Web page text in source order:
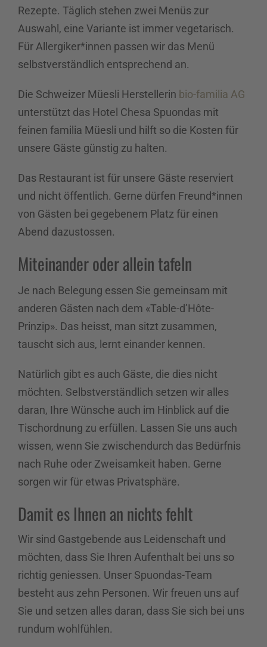
Rezepte. Täglich stehen zwei Menüs zur
Auswahl, eine Variante ist immer vegetarisch.
Für Allergiker*innen passen wir das Menü
selbstverständlich entsprechend an.
Die Schweizer Müesli Herstellerin bio-familia AG
unterstützt das Hotel Chesa Spuondas mit
feinen familia Müesli und hilft so die Kosten für
unsere Gäste günstig zu halten.
Das Restaurant ist für unsere Gäste reserviert
und nicht öffentlich. Gerne dürfen Freund*innen
von Gästen bei gegebenem Platz für einen
Abend dazustossen.
Miteinander oder allein tafeln
Je nach Belegung essen Sie gemeinsam mit
anderen Gästen nach dem «Table-d’Hôte-
Prinzip». Das heisst, man sitzt zusammen,
tauscht sich aus, lernt einander kennen.
Natürlich gibt es auch Gäste, die dies nicht
möchten. Selbstverständlich setzen wir alles
daran, Ihre Wünsche auch im Hinblick auf die
Tischordnung zu erfüllen. Lassen Sie uns auch
wissen, wenn Sie zwischendurch das Bedürfnis
nach Ruhe oder Zweisamkeit haben. Gerne
sorgen wir für etwas Privatsphäre.
Damit es Ihnen an nichts fehlt
Wir sind Gastgebende aus Leidenschaft und
möchten, dass Sie Ihren Aufenthalt bei uns so
richtig geniessen. Unser Spuondas-Team
besteht aus zehn Personen. Wir freuen uns auf
Sie und setzen alles daran, dass Sie sich bei uns
rundum wohlfühlen.